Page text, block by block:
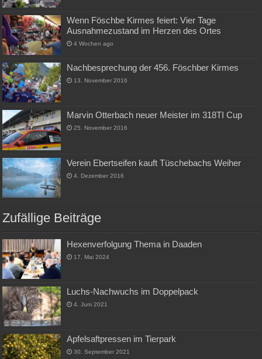
Wenn Föschbe Kirmes feiert: Vier Tage
Ausnahmezustand im Herzen des Ortes
4 Wochen ago
Nachbesprechung der 456. Föschber Kirmes
13. November 2016
Marvin Otterbach neuer Meister im 318TI Cup
25. November 2016
Verein Ebertseifen kauft Tüschebachs Weiher
4. Dezember 2016
Zufällige Beiträge
Hexenverfolgung Thema in Daaden
17. Mai 2024
Luchs-Nachwuchs im Doppelpack
4. Juni 2021
Apfelsaftpressen im Tierpark
30. September 2021